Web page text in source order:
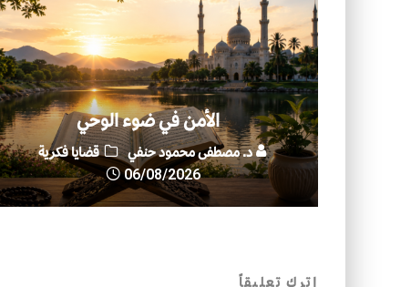
الأمن في ضوء الوحي
د. مصطفى محمود حنفي
قضايا فكرية
06/08/2026
اترك تعليقاً